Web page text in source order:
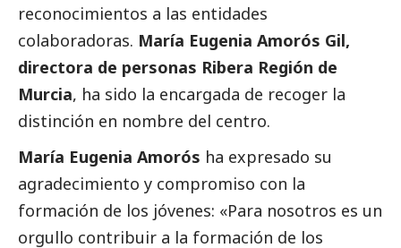
reconocimientos a las entidades
colaboradoras. María Eugenia Amorós Gil,
directora de personas Ribera Región de
Murcia, ha sido la encargada de recoger la
distinción en nombre del centro.
María Eugenia Amorós ha expresado su
agradecimiento y compromiso con la
formación de los jóvenes: «Para nosotros es un
orgullo contribuir a la formación de los